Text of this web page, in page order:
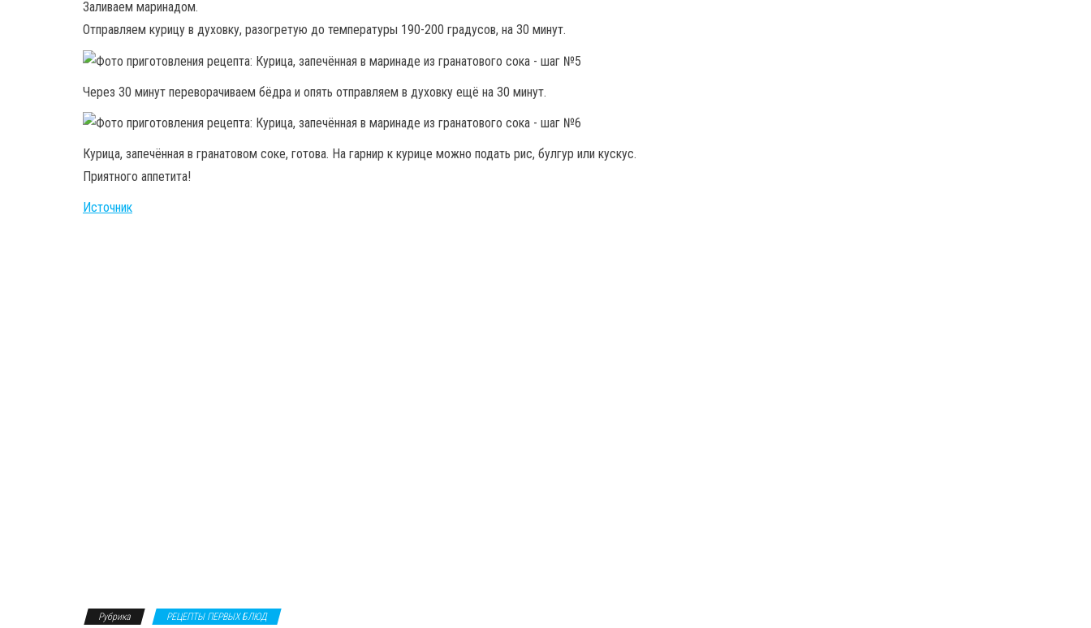
Заливаем маринадом.
Отправляем курицу в духовку, разогретую до температуры 190-200 градусов, на 30 минут.
Через 30 минут переворачиваем бёдра и опять отправляем в духовку ещё на 30 минут.
Курица, запечённая в гранатовом соке, готова. На гарнир к курице можно подать рис, булгур или кускус.
Приятного аппетита!
Источник
Рубрика РЕЦЕПТЫ ПЕРВЫХ БЛЮД